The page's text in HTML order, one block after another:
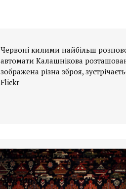
Червоні килими найбільш
автомати Калашнікова
зображена різна зброя,
Flickr